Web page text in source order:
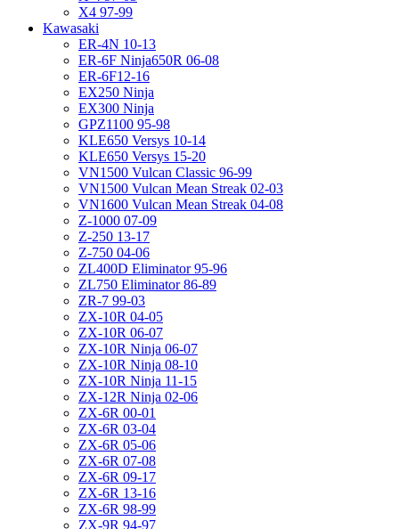
X4 97-99
Kawasaki
ER-4N 10-13
ER-6F Ninja650R 06-08
ER-6F12-16
EX250 Ninja
EX300 Ninja
GPZ1100 95-98
KLE650 Versys 10-14
KLE650 Versys 15-20
VN1500 Vulcan Classic 96-99
VN1500 Vulcan Mean Streak 02-03
VN1600 Vulcan Mean Streak 04-08
Z-1000 07-09
Z-250 13-17
Z-750 04-06
ZL400D Eliminator 95-96
ZL750 Eliminator 86-89
ZR-7 99-03
ZX-10R 04-05
ZX-10R 06-07
ZX-10R Ninja 06-07
ZX-10R Ninja 08-10
ZX-10R Ninja 11-15
ZX-12R Ninja 02-06
ZX-6R 00-01
ZX-6R 03-04
ZX-6R 05-06
ZX-6R 07-08
ZX-6R 09-17
ZX-6R 13-16
ZX-6R 98-99
ZX-9R 94-97